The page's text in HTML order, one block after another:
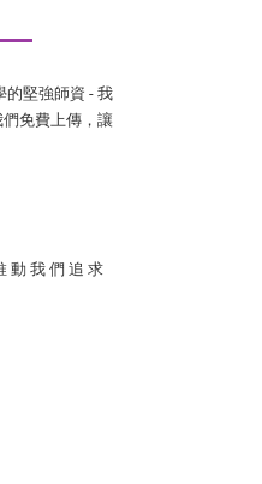
的堅強師資 - 我
免費上傳，讓
動 我 們 追 求